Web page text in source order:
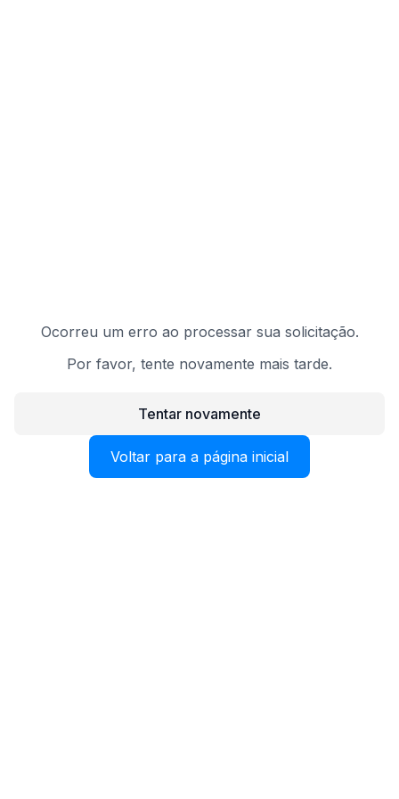
Ocorreu um erro ao processar sua solicitação.
Por favor, tente novamente mais tarde.
Tentar novamente
Voltar para a página inicial